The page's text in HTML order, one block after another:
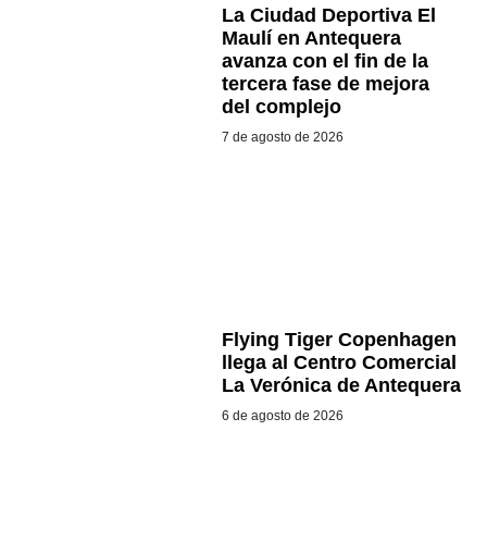
La Ciudad Deportiva El
Maulí en Antequera
avanza con el fin de la
tercera fase de mejora
del complejo
7 de agosto de 2026
Flying Tiger Copenhagen
llega al Centro Comercial
La Verónica de Antequera
6 de agosto de 2026